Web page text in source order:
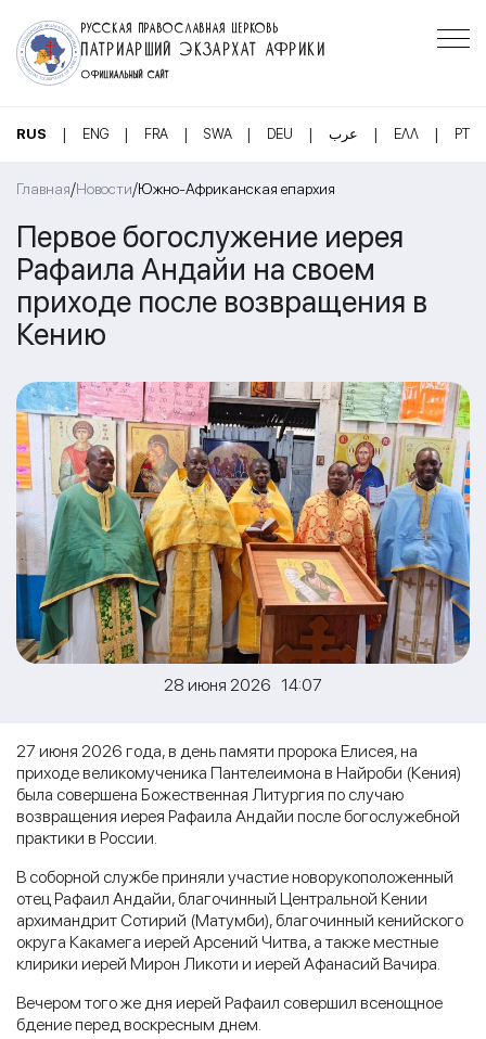
РУССКАЯ ПРАВОСЛАВНАЯ ЦЕРКОВЬ
ПАТРИАРШИЙ ЭКЗАРХАТ АФРИКИ
ОФИЦИАЛЬНЫЙ САЙТ
RUS | ENG | FRA | SWA | DEU | عرب | ΕΛΛ | PT
Главная/Новости/Южно-Африканская епархия
Первое богослужение иерея
Рафаила Андайи на своем
приходе после возвращения в
Кению
28 июня 2026 14:07
27 июня 2026 года, в день памяти пророка Елисея, на
приходе великомученика Пантелеимона в Найроби (Кения)
была совершена Божественная Литургия по случаю
возвращения иерея Рафаила Андайи после богослужебной
практики в России.
В соборной службе приняли участие новорукоположенный
отец Рафаил Андайи, благочинный Центральной Кении
архимандрит Сотирий (Матумби), благочинный кенийского
округа Какамега иерей Арсений Читва, а также местные
клирики иерей Мирон Ликоти и иерей Афанасий Вачира.
Вечером того же дня иерей Рафаил совершил всенощное
бдение перед воскресным днем.